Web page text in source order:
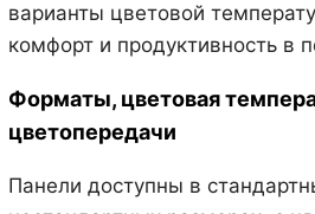
варианты цветовой
комфорт и продуктивность в
Форматы, цветовая
цветопередачи
Панели доступны в